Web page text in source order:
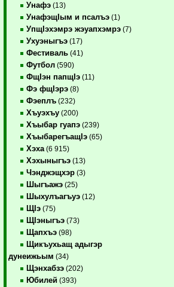
Унафэ (13)
УнафэщIым и псалъэ (1)
УпщIэхэмрэ жэуапхэмрэ (7)
Ухуэныгъэ (17)
Фестиваль (41)
Футбол (590)
ФщIэн папщIэ (11)
Фэ фщIэрэ (8)
Фэеплъ (232)
Хъуэхъу (200)
Хъыбар гуапэ (239)
ХъыбарегъащIэ (65)
Хэха (6 915)
Хэхыныгъэ (13)
Чэнджэщхэр (3)
Шыгъажэ (25)
Шыхулъагъуэ (12)
ЩIэ (75)
ЩIэныгъэ (73)
Щапхъэ (98)
Щикъухьащ адыгэр
дунеижьым (34)
Щэнхабзэ (202)
Юбилей (393)